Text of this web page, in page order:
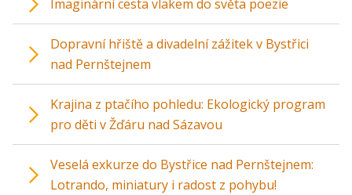
Imaginární cesta vlakem do světa poezie
Dopravní hřiště a divadelní zážitek v Bystřici
nad Pernštejnem
Krajina z ptačího pohledu: Ekologický program
pro děti v Žďáru nad Sázavou
Veselá exkurze do Bystřice nad Pernštejnem:
Lotrando, miniatury i radost z pohybu!